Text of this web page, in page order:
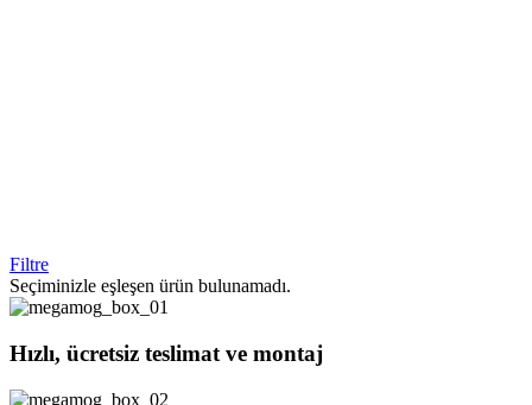
Filtre
Seçiminizle eşleşen ürün bulunamadı.
Hızlı, ücretsiz teslimat ve montaj